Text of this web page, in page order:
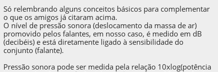
Só relembrando alguns conceitos básicos para complementar
o que os amigos já citaram acima.
O nível de pressão sonora (deslocamento da massa de ar)
promovido pelos falantes, em nosso caso, é medido em dB
(decibéis) e está diretamente ligado à sensibilidade do
conjunto (falante).
Pressão sonora pode ser medida pela relação 10xlog(potência